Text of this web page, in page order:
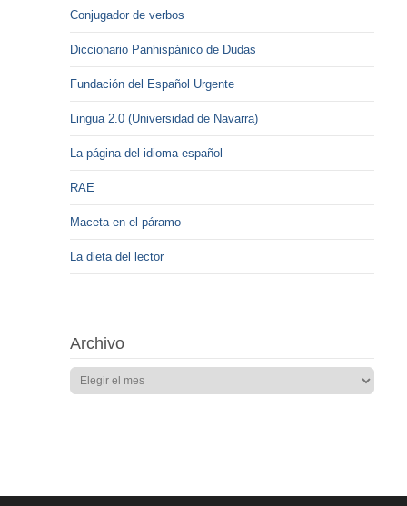
Conjugador de verbos
Diccionario Panhispánico de Dudas
Fundación del Español Urgente
Lingua 2.0 (Universidad de Navarra)
La página del idioma español
RAE
Maceta en el páramo
La dieta del lector
Archivo